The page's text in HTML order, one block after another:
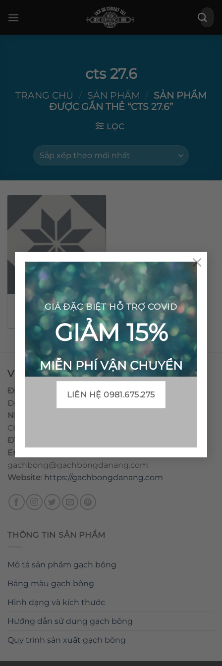
GIÁ ĐẶC BIỆT HỖ TRỢ COVID
GIẢM 15%
MIỄN PHÍ VẬN CHUYỂN
LIÊN HỆ 0981.675.275
×
qua
Tìm
kiếm:
cts 27.6
TRANG CHỦ / SẢN PHẨM / SẢN PHẨM
ĐƯỢC GẮN THẺ “CTS 27.6”
LỌC
Gạch bông cổ điển CTS
27.6
VPĐD - CTY TNHH GẠCH BÔNG VIỆT NAM
Địa chỉ:
CCN Quán Lát, Xã Đức Chánh, Huyện Mộ
Đức, Tỉnh Quảng Ngãi
Nhà máy miền trung:
Chánh, Huyện Mộ Đức, Tỉnh Quảng Ngãi, Việt Nam
ĐT
Email
gachbong@gachbongdanang.com
Website: https://gachbongdanang.com
THÔNG TIN SẢN PHẨM
Mô tả sản phẩm gạch bông
Bảng màu gạch bông
Hình dạng và kích thước
Hướng dẫn sử dụng gạch bông
Quy trình sản xuất gạch bông